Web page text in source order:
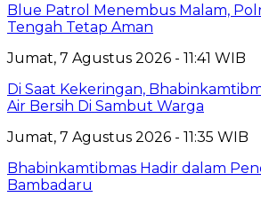
Blue Patrol Menembus Malam,
Tengah Tetap Aman
Jumat, 7 Agustus 2026 - 11:41 WIB
Di Saat Kekeringan,
Air Bersih Di Sambut Warga
Jumat, 7 Agustus 2026 - 11:35 WIB
Bhabinkamtibmas Hadir dalam
Bambadaru